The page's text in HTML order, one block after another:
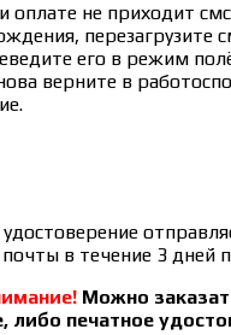
оплате не приходит
перезагрузите
его в режим
верните в
в течение 3 дней
Можно
либо печатное